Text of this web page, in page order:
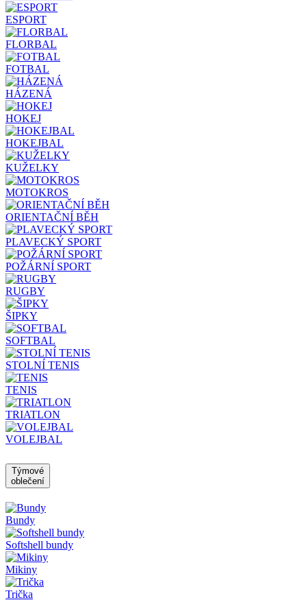
ESPORT
FLORBAL
FOTBAL
HÁZENÁ
HOKEJ
HOKEJBAL
KUŽELKY
MOTOKROS
ORIENTAČNÍ BĚH
PLAVECKÝ SPORT
POŽÁRNÍ SPORT
RUGBY
ŠIPKY
SOFTBAL
STOLNÍ TENIS
TENIS
TRIATLON
VOLEJBAL
Týmové
oblečení
Bundy
Softshell bundy
Mikiny
Trička